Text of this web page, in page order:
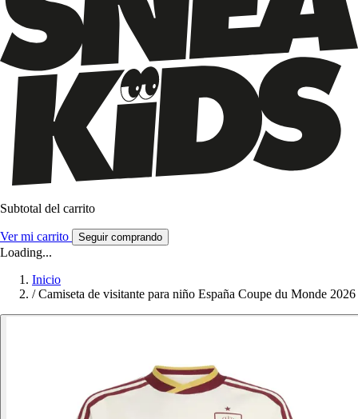
Subtotal del carrito
Ver mi carrito Seguir comprando
Loading...
Inicio
/ Camiseta de visitante para niño España Coupe du Monde 2026